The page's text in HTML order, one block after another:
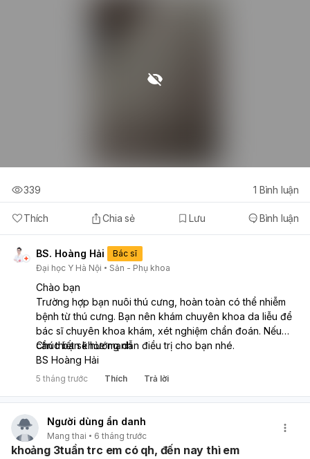
Thích Chia sẻ Lưu Bình luận
339 1 Bình luận
BS. Hoàng Hải
Bác sĩ
Đại học Y Hà Nội
Sản - Phụ khoa
Chào bạn
Trường hợp bạn nuôi thú cưng, hoàn toàn có thể nhiễm
bệnh từ thú cưng. Bạn nên khám chuyên khoa da liễu để
bác sĩ chuyên khoa khám, xét nghiệm chẩn đoán. Nếu
cần thiết sẽ hướng dẫn điều trị cho bạn nhé.
Chúc bạn khỏe mạnh
BS Hoàng Hải
5 tháng trước Thích Trả lời
Người dùng ẩn danh
Mang thai 6 tháng trước
khoảng 3tuần trc em có qh, đến nay thì em